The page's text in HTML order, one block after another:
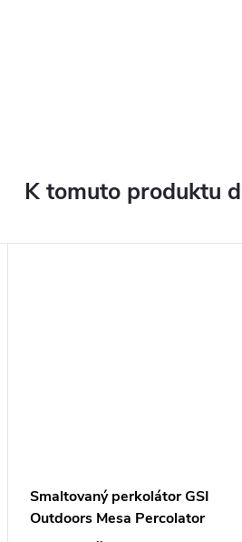
K tomuto produktu
Smaltovaný perkolátor GSI
Outdoors Mesa Percolator